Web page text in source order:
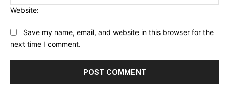
Website:
Save my name, email, and website in this browser for the
next time I comment.